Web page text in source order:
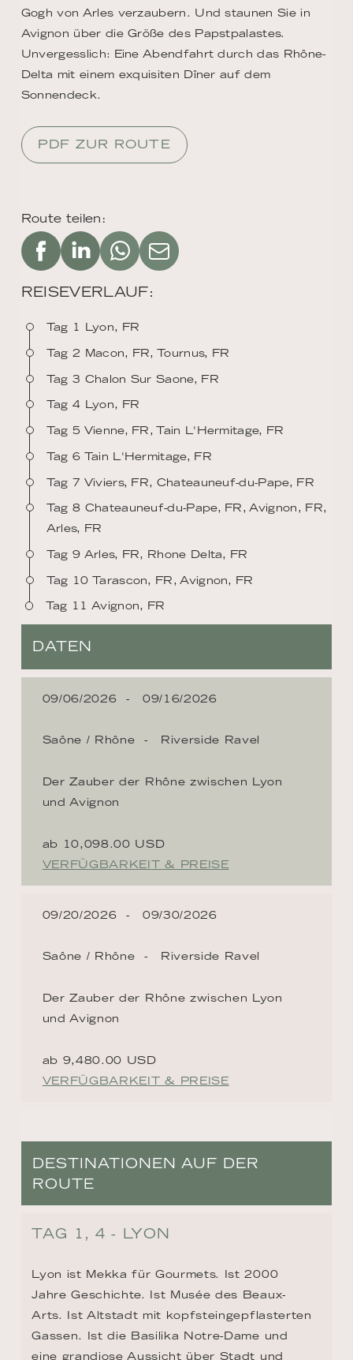
Route teilen:
REISEVERLAUF:
Tag 1 Lyon, FR
Tag 2 Macon, FR, Tournus, FR
Tag 3 Chalon Sur Saone, FR
Tag 4 Lyon, FR
Tag 5 Vienne, FR, Tain L'Hermitage, FR
Tag 6 Tain L'Hermitage, FR
Tag 7 Viviers, FR, Chateauneuf-du-Pape, FR
Tag 8 Chateauneuf-du-Pape, FR, Avignon, FR,
Arles, FR
Tag 9 Arles, FR, Rhone Delta, FR
Tag 10 Tarascon, FR, Avignon, FR
Tag 11 Avignon, FR
Gogh von Arles verzaubern. Und staunen Sie in
Avignon über die Größe des Papstpalastes.
Unvergesslich: Eine Abendfahrt durch das Rhône-
Delta mit einem exquisiten Dîner auf dem
Sonnendeck.
PDF ZUR ROUTE
DATEN
09/06/2026 09/16/2026
Saône / Rhône Riverside Ravel
Der Zauber der Rhône zwischen Lyon
und Avignon
ab 10,098.00 USD
VERFÜGBARKEIT & PREISE
09/20/2026 09/30/2026
Saône / Rhône Riverside Ravel
Der Zauber der Rhône zwischen Lyon
und Avignon
ab 9,480.00 USD
VERFÜGBARKEIT & PREISE
DESTINATIONEN AUF DER
ROUTE
TAG 1, 4 - LYON
Lyon ist Mekka für Gourmets. Ist 2000
Jahre Geschichte. Ist Musée des Beaux-
Arts. Ist Altstadt mit kopfsteingepflasterten
Gassen. Ist die Basilika Notre-Dame und
eine grandiose Aussicht über Stadt und